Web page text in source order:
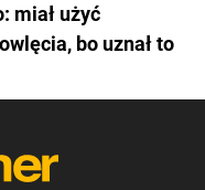
miał użyć
bo uznał to